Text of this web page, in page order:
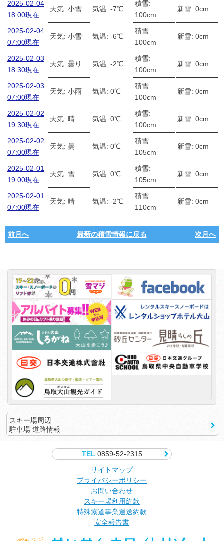
2025-02-04
18:00現在
天気: 小雪 気温: -7℃
積雪:
100cm
新雪: 0cm
2025-02-04
07:00現在
天気: 小雪 気温: -6℃
積雪:
100cm
新雪: 0cm
2025-02-03
18:30現在
天気: 曇り 気温: -2℃
積雪:
100cm
新雪: 0cm
2025-02-03
07:00現在
天気: 小雨 気温: 0℃
積雪:
100cm
新雪: 0cm
2025-02-02
19:30現在
天気: 晴 気温: 0℃
積雪:
100cm
新雪: 0cm
2025-02-02
07:00現在
天気: 曇 気温: 0℃
積雪:
105cm
新雪: 0cm
2025-02-01
19:00現在
天気: 雪 気温: 0℃
積雪:
105cm
新雪: 0cm
2025-02-01
07:00現在
天気: 晴 気温: -2℃
積雪:
110cm
新雪: 0cm
前月へ 最新の積雪情報に戻る 次月へ
スキー場周辺
駐車場 道路情報
TEL0859-52-2315
サイトマップ
プライバシーポリシー
お問い合わせ
スキー場利用約款
特殊索道事業運送約款
安全報告書